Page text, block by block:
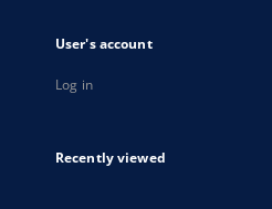
User's account
Log in
Recently viewed